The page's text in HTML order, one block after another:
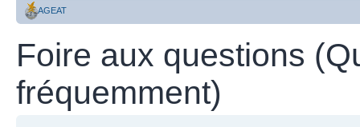
AGEAT
Foire aux questions
fréquemment)